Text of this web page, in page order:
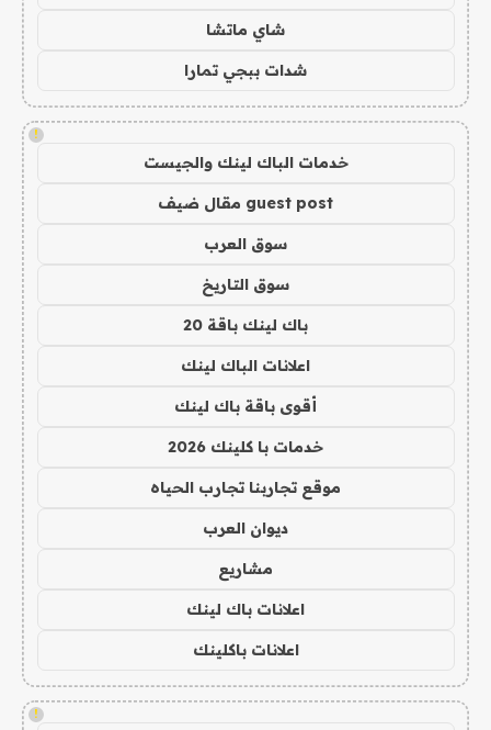
شاي ماتشا
شدات ببجي تمارا
!
خدمات الباك لينك والجيست
guest post مقال ضيف
سوق العرب
سوق التاريخ
باك لينك باقة 20
اعلانات الباك لينك
أقوى باقة باك لينك
خدمات با كلينك 2026
موقع تجاربنا تجارب الحياه
ديوان العرب
مشاريع
اعلانات باك لينك
اعلانات باكلينك
!